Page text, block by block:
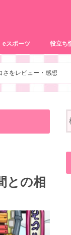
eスポーツ 役立ち
おまけ
動画配
さをレビュー・感想
との相